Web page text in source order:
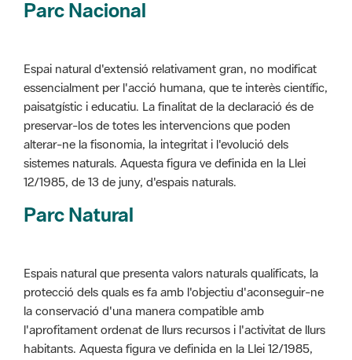
Espai natural d'extensió relativament gran, no modificat
preservar-los de totes les intervencions que poden
alterar-ne la fisonomia, la integritat i l'evolució dels
sistemes naturals. Aquesta figura ve definida en la Llei
12/1985, de 13 de juny, d'espais naturals.
Parc Natural
Espais natural que presenta valors naturals qualificats, la
l'aprofitament ordenat de llurs recursos i l'activitat de llurs
habitants. Aquesta figura ve definida en la Llei 12/1985,
de 13 de juny, d'espais naturals.
Patrimoni històricoartístic